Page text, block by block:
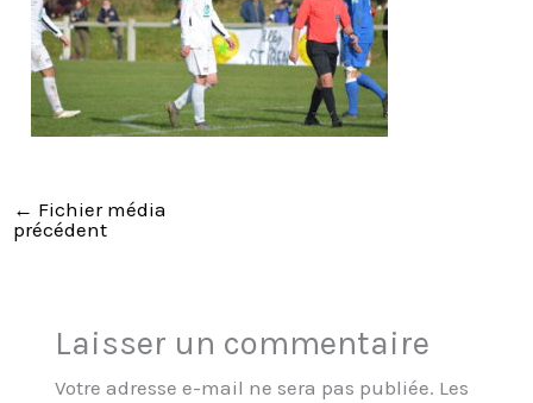
← Fichier média
précédent
Laisser un commentaire
Votre adresse e-mail ne sera pas publiée. Les